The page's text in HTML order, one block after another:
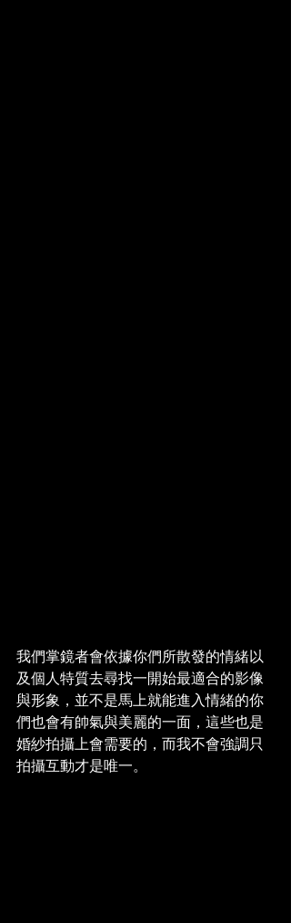
我們掌鏡者會依據你們所散發的情緒以
及個人特質去尋找一開始最適合的影像
與形象，並不是馬上就能進入情緒的你
們也會有帥氣與美麗的一面，這些也是
婚紗拍攝上會需要的，而我不會強調只
拍攝互動才是唯一。